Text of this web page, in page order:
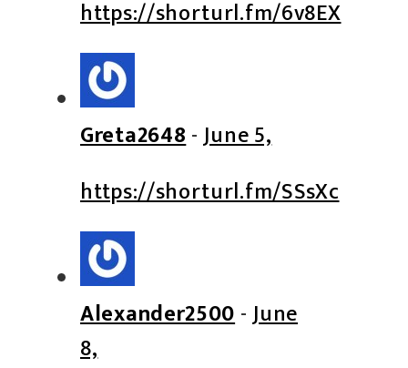
https://shorturl.fm/6v8EX
Greta2648-June 5,
https://shorturl.fm/SSsXc
Alexander2500-June
8,